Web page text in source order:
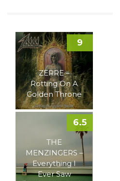
ZERRE –
Rotting On A
Golden Throne
9
THE
MENZINGERS –
Everything I
Ever Saw
6.5